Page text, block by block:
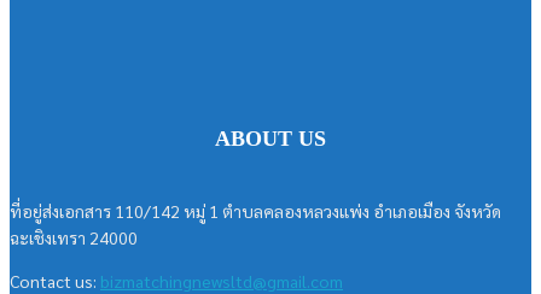
ABOUT US
ที่อยู่ส่งเอกสาร 110/142 หมู่ 1 ตำบลคลองหลวงแพ่ง อำเภอเมือง จังหวัด
ฉะเชิงเทรา 24000
Contact us: bizmatchingnewsltd@gmail.com